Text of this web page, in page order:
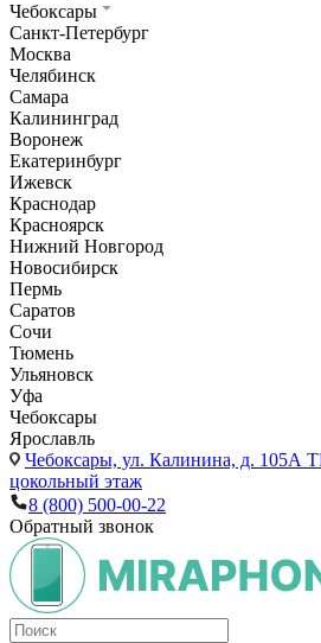
Чебоксары
Санкт-Петербург
Москва
Челябинск
Самара
Калининград
Воронеж
Екатеринбург
Ижевск
Краснодар
Красноярск
Нижний Новгород
Новосибирск
Пермь
Саратов
Сочи
Тюмень
Ульяновск
Уфа
Чебоксары
Ярославль
Чебоксары, ул. Калинина, д.
цокольный этаж
8 (800) 500-00-22
Обратный звонок